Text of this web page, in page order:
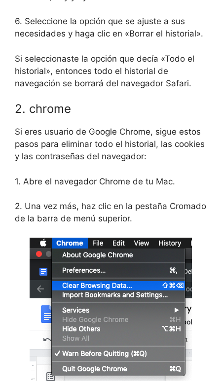
6. Seleccione la opción que se ajuste a sus
necesidades y haga clic en «Borrar el historial».
Si seleccionaste la opción que decía «Todo el
historial», entonces todo el historial de
navegación se borrará del navegador Safari.
2. chrome
Si eres usuario de Google Chrome, sigue estos
pasos para eliminar todo el historial, las cookies
y las contraseñas del navegador:
1. Abre el navegador Chrome de tu Mac.
2. Una vez más, haz clic en la pestaña Cromado
de la barra de menú superior.